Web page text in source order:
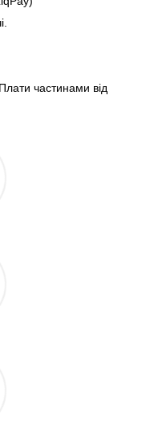
частинами від